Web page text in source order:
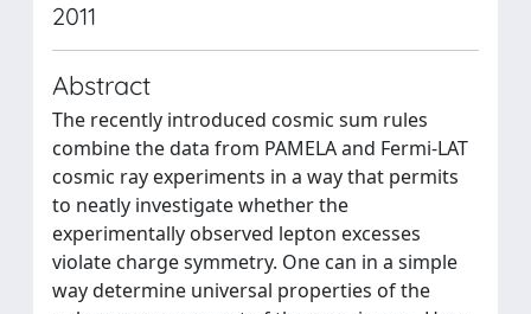
2011
Abstract
The recently introduced cosmic sum rules
combine the data from PAMELA and Fermi-LAT
cosmic ray experiments in a way that permits
to neatly investigate whether the
experimentally observed lepton excesses
violate charge symmetry. One can in a simple
way determine universal properties of the